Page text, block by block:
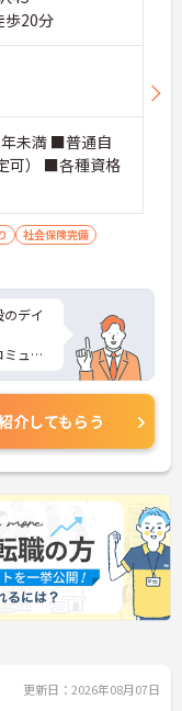
歩20分
未満 ■普通自
可） ■各種資格
社会保険完備
デイ
ュニ
体制だ
しま
介してもらう
更新日：2026年08月07日